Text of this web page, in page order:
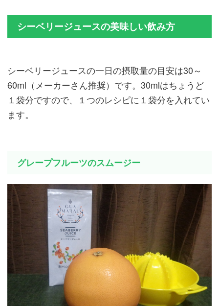
シーベリージュースの美味しい飲み方
シーベリージュースの一日の摂取量の目安は30～
60ml（メーカーさん推奨）です。30mlはちょうど
１袋分ですので、１つのレシピに１袋分を入れてい
ます。
グレープフルーツのスムージー